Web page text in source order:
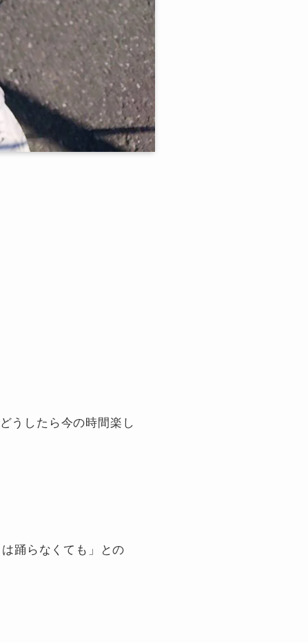
うしたら今の時間楽し
踊らなくても」との